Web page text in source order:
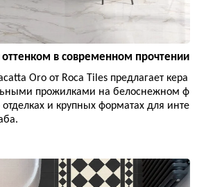
оттенком в современном прочтении
Oro от Roca Tiles предлагает кера
прожилками на белоснежном ф
и крупных форматах для инте